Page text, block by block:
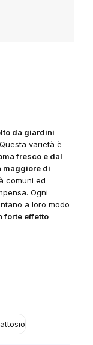
da giardini
varietà è
fresco e dal
maggiore di
comuni ed
Ogni
a loro modo
forte effetto